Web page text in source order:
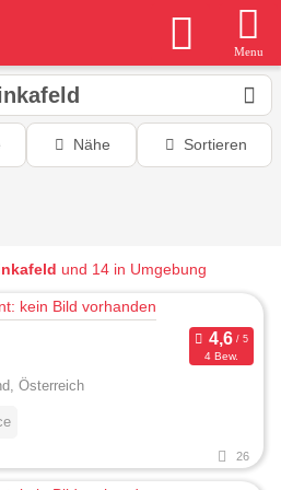
Menu
Nähe Sortieren
und 14 in Umgebung
4 Bew.
Österreich
26